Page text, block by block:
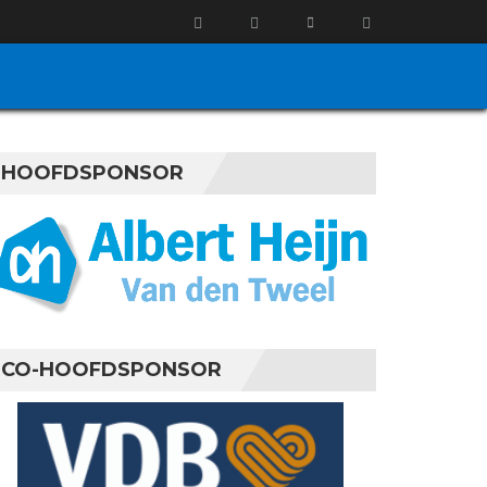
HOOFDSPONSOR
CO-HOOFDSPONSOR